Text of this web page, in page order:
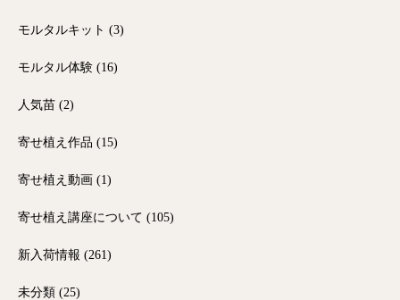
モルタルキット (3)
モルタル体験 (16)
人気苗 (2)
寄せ植え作品 (15)
寄せ植え動画 (1)
寄せ植え講座について (105)
新入荷情報 (261)
未分類 (25)